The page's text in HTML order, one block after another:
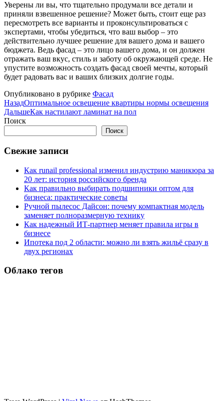
Уверены ли вы, что тщательно продумали все детали и
приняли взвешенное решение? Может быть, стоит еще раз
пересмотреть все варианты и проконсультироваться с
экспертами, чтобы убедиться, что ваш выбор – это
действительно лучшее решение для вашего дома и вашего
бюджета. Ведь фасад – это лицо вашего дома, и он должен
отражать ваш вкус, стиль и заботу об окружающей среде. Не
упустите возможность создать фасад своей мечты, который
будет радовать вас и ваших близких долгие годы.
Опубликовано в рубрике Фасад
НазадОптимальное освещение квартиры нормы освещения
ДальшеКак настилают ламинат на пол
Поиск
Поиск
Свежие записи
Как runail professional изменил индустрию маникюра за
20 лет: история российского бренда
Как правильно выбирать подшипники оптом для
бизнеса: практические советы
Ручной пылесос Дайсон: почему компактная модель
заменяет полноразмерную технику
Как надежный ИТ-партнер меняет правила игры в
бизнесе
Ипотека под 2 области: можно ли взять жильё сразу в
двух регионах
Облако тегов